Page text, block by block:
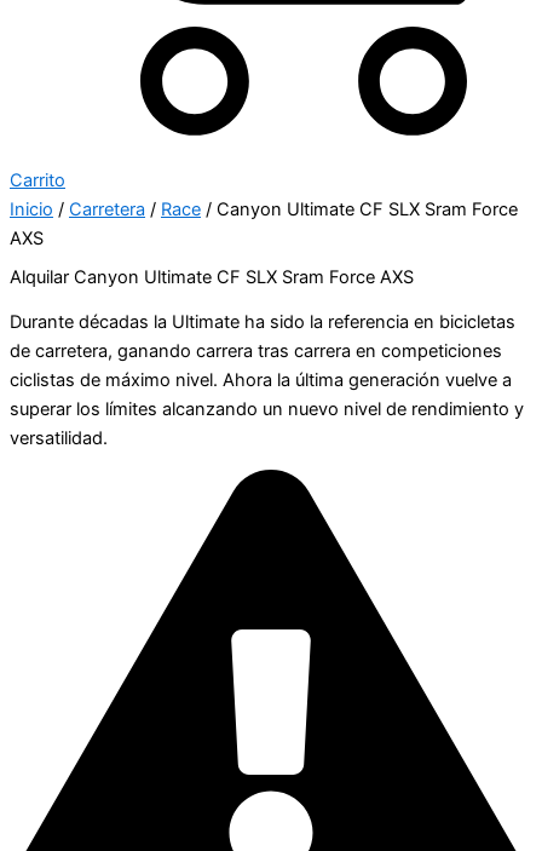
Carrito
Inicio / Carretera / Race / Canyon Ultimate CF SLX Sram Force
AXS
Alquilar Canyon Ultimate CF SLX Sram Force AXS
Durante décadas la Ultimate ha sido la referencia en bicicletas
de carretera, ganando carrera tras carrera en competiciones
ciclistas de máximo nivel. Ahora la última generación vuelve a
superar los límites alcanzando un nuevo nivel de rendimiento y
versatilidad.